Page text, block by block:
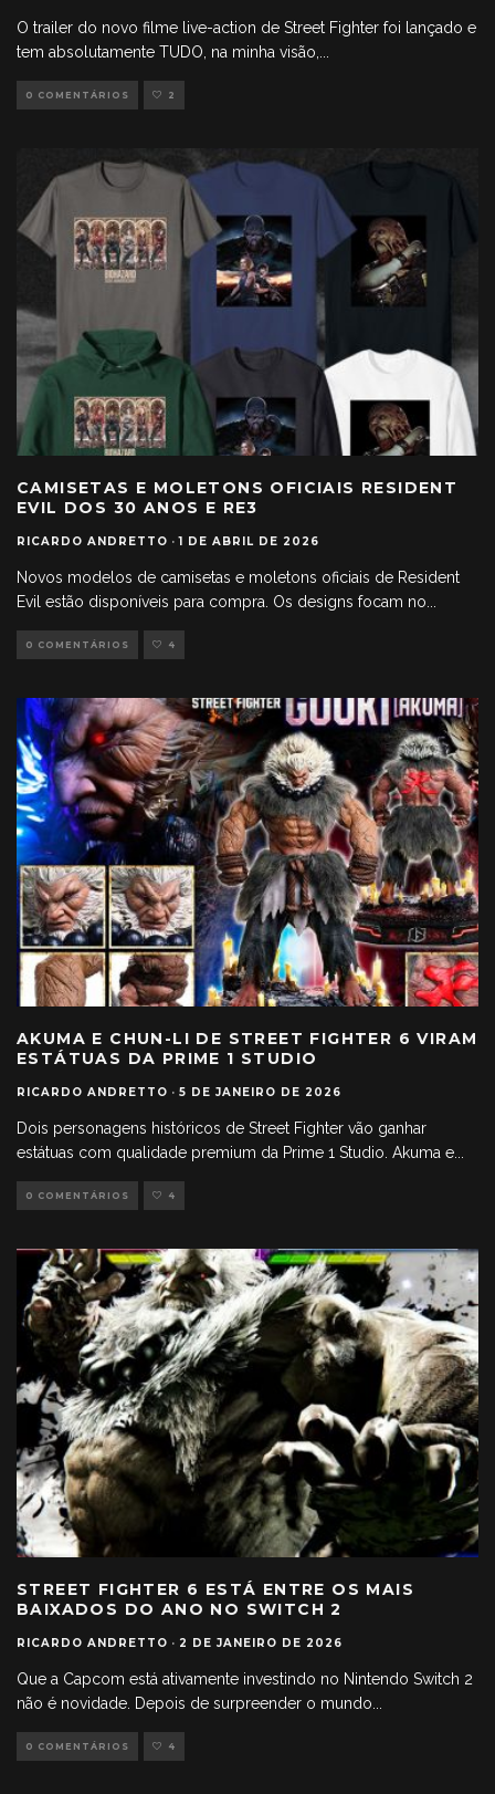
O trailer do novo filme live-action de Street Fighter foi lançado e
tem absolutamente TUDO, na minha visão,
0 COMENTÁRIOS 2
CAMISETAS E MOLETONS OFICIAIS RESIDENT
EVIL DOS 30 ANOS E RE3
RICARDO ANDRETTO · 1 DE ABRIL DE 2026
Novos modelos de camisetas e moletons oficiais de Resident
Evil estão disponíveis para compra. Os designs focam no...
0 COMENTÁRIOS 4
AKUMA E CHUN-LI DE STREET FIGHTER 6 VIRAM
ESTÁTUAS DA PRIME 1 STUDIO
RICARDO ANDRETTO · 5 DE JANEIRO DE 2026
Dois personagens históricos de Street Fighter vão ganhar
estátuas com qualidade premium da Prime 1 Studio. Akuma e
0 COMENTÁRIOS 4
STREET FIGHTER 6 ESTÁ ENTRE OS MAIS
BAIXADOS DO ANO NO SWITCH 2
RICARDO ANDRETTO · 2 DE JANEIRO DE 2026
Que a Capcom está ativamente investindo no Nintendo Switch 2
não é novidade. Depois de surpreender o mundo
0 COMENTÁRIOS 4